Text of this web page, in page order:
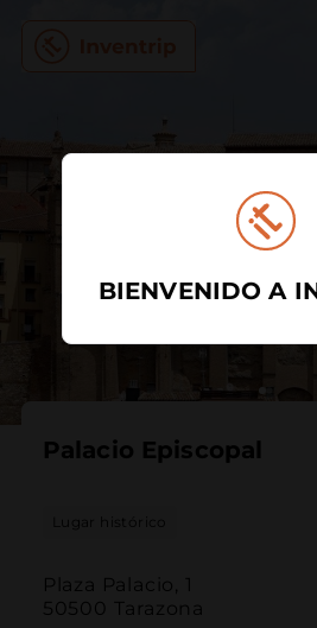
Palacio Episcopal
Lugar histórico
Plaza Palacio, 1
50500 Tarazona
BIENVENIDO A